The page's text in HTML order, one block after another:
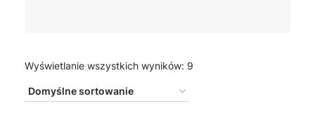
Wyświetlanie wszystkich wyników: 9